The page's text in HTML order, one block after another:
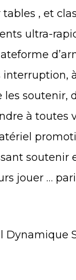
, et
ultra-
soutenir,
à toutes
soutenir
jouer …